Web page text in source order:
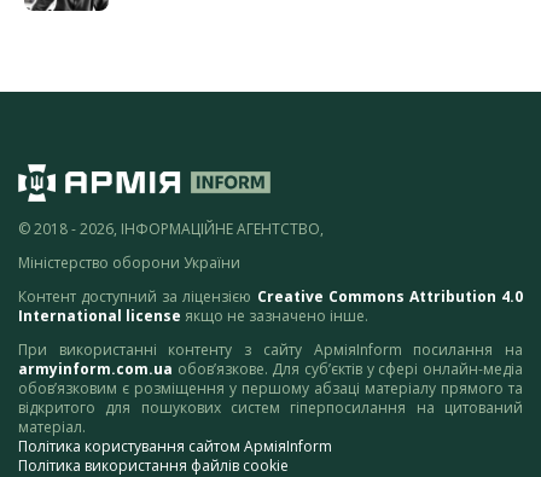
© 2018 - 2026, ІНФОРМАЦІЙНЕ АГЕНТСТВО,
Міністерство оборони України
Контент доступний за ліцензією Creative Commons Attribution 4.0
International license якщо не зазначено інше.
При використанні контенту з сайту АрміяInform посилання на
armyinform.com.ua обов’язкове. Для суб’єктів у сфері онлайн-медіа
обов’язковим є розміщення у першому абзаці матеріалу прямого та
відкритого для пошукових систем гіперпосилання на цитований
матеріал.
Політика користування сайтом АрміяInform
Політика використання файлів cookie